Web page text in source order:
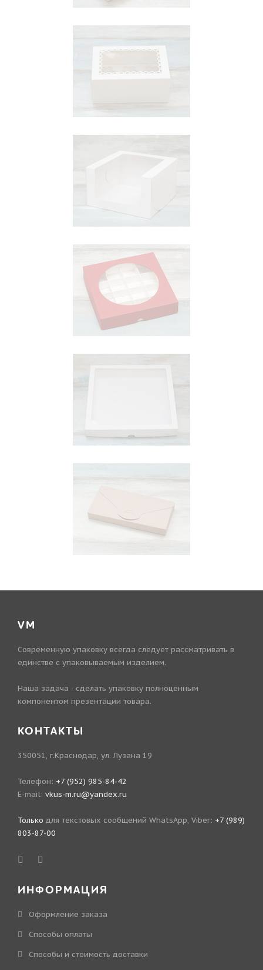
VM
Современную упаковку всегда следует рассматривать в
единстве с упаковываемым изделием.
Наша задача - сделать упаковку полноценным
компонентом презентации товара.
КОНТАКТЫ
350051, г.Краснодар, ул. Лузана 19
Телефон: +7 (952) 985-84-42
E-mail: vkus-m.ru@yandex.ru
Только для текстовых сообщений WhatsApp, Viber: +7 (989)
803-87-00
ИНФОРМАЦИЯ
Оформление заказа
Способы оплаты
Способы и стоимость доставки